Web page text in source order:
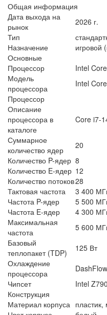
Общая информация
Дата выхода на
рынок
2026 г.
Тип
Назначение
игровой
Основные
Процессор
Intel
Модель
процессора
Intel
Процессор
Описание
процессора в
каталоге
Core i7-
Суммарное
количество ядер
20
Количество P-ядер 8
Количество E-ядер 12
Количество потоков28
Тактовая частота
3 400
Частота P-ядер
5 500
Частота E-ядер
4 300
Максимальная
частота
5 600
Базовый
теплопакет (TDP)
125 Вт
Охлаждение
процессора
Чипсет
Intel Z790
Конструкция
Материал корпуса